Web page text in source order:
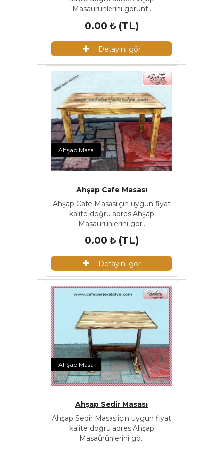
Masaürünlerini görünt..
0.00 ₺ (TL)
Detayını gör
Ahşap Masa
Ahşap Cafe Masası
Ahşap Cafe Masasıiçin uygun fiyat
kalite doğru adres.Ahşap
Masaürünlerini gör..
0.00 ₺ (TL)
Detayını gör
Ahşap Masa
Ahşap Sedir Masası
Ahşap Sedir Masasıiçin uygun fiyat
kalite doğru adres.Ahşap
Masaürünlerini gö..